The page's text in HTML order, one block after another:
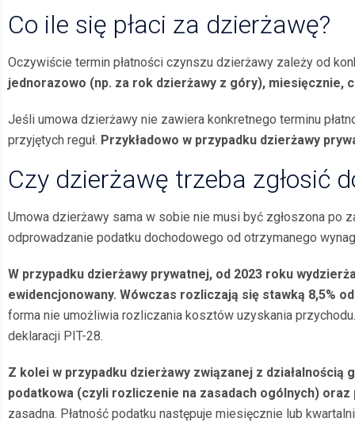
Co ile się płaci za dzierżawę?
Oczywiście termin płatności czynszu dzierżawy zależy od
jednorazowo (np. za rok dzierżawy z góry), miesięcznie,
Jeśli umowa dzierżawy nie zawiera konkretnego terminu
przyjętych reguł. Przykładowo w przypadku dzierżawy
Czy dzierżawę trzeba zgłosić
Umowa dzierżawy sama w sobie nie musi być zgłoszona po
odprowadzanie podatku dochodowego od otrzymanego
W przypadku dzierżawy prywatnej, od 2023 roku
ewidencjonowany. Wówczas rozliczają się stawką 8,5%
forma nie umożliwia rozliczania kosztów uzyskania
deklaracji PIT-28.
Z kolei w przypadku dzierżawy związanej z
podatkowa (czyli rozliczenie na zasadach ogólnych) oraz
zasadna. Płatność podatku następuje miesięcznie lub